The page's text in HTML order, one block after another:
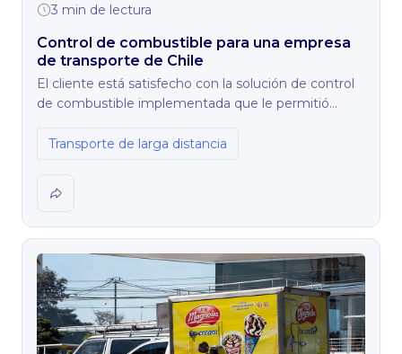
3 min de lectura
Control de combustible para una empresa
de transporte de Chile
El cliente está satisfecho con la solución de control
de combustible implementada que le permitió
siguientes beneficios:
Transporte de larga distancia